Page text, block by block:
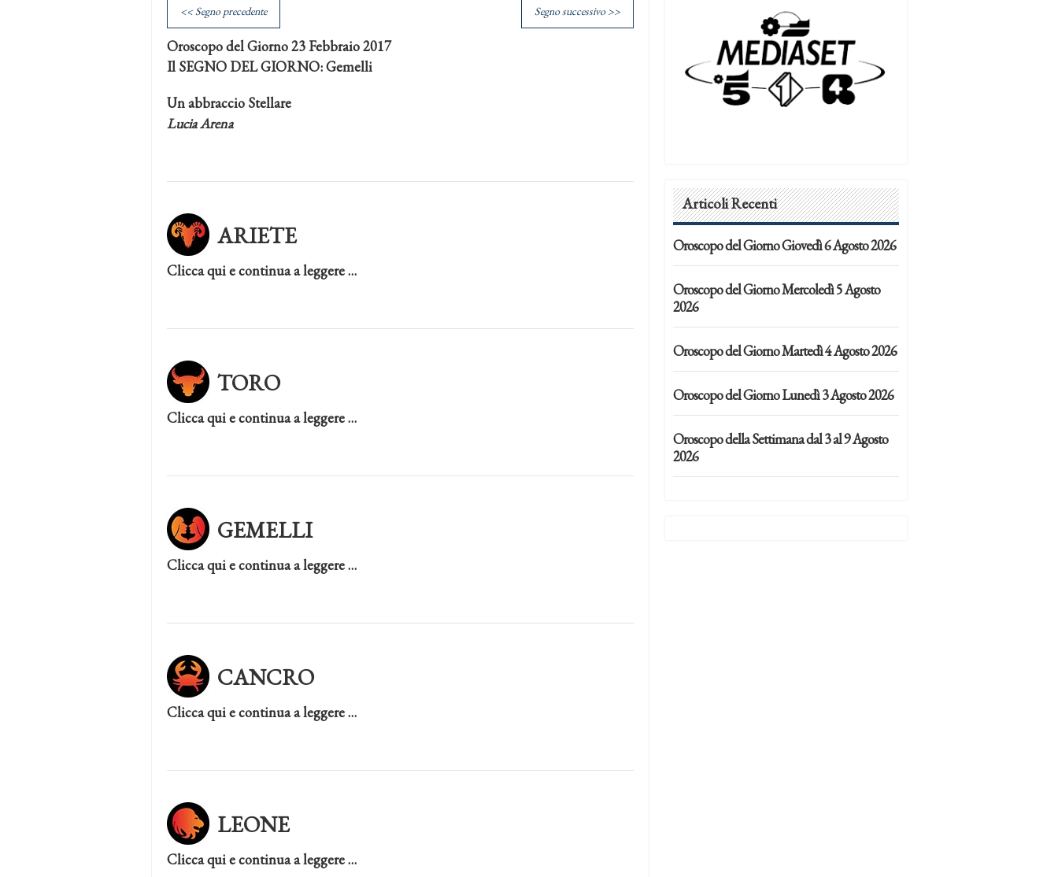
<< Segno precedente Segno successivo >>
Oroscopo del Giorno 23 Febbraio 2017
Il SEGNO DEL GIORNO: Gemelli
Un abbraccio Stellare
Lucia Arena
ARIETE
Clicca qui e continua a leggere …
TORO
Clicca qui e continua a leggere …
GEMELLI
Clicca qui e continua a leggere …
CANCRO
Clicca qui e continua a leggere …
LEONE
Clicca qui e continua a leggere …
Articoli Recenti
Oroscopo del Giorno Giovedì 6 Agosto 2026
Oroscopo del Giorno Mercoledì 5 Agosto
2026
Oroscopo del Giorno Martedì 4 Agosto 2026
Oroscopo del Giorno Lunedì 3 Agosto 2026
Oroscopo della Settimana dal 3 al 9 Agosto
2026